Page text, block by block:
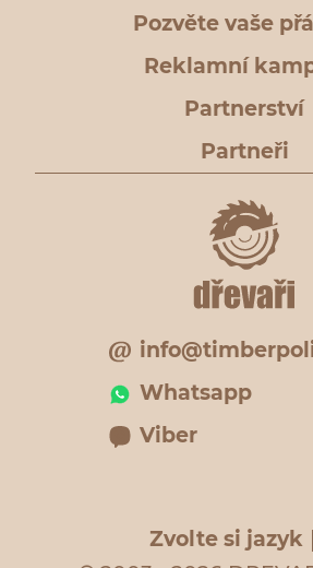
Pozvěte vaše
Reklamní
Partnerství
Partneři
Whatsapp
Viber
Zvolte si jazyk